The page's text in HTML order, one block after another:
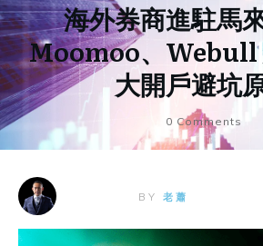
海外券商進駐馬
Moomoo、Webull
大開戶避坑
0 Comments
BY老蕭